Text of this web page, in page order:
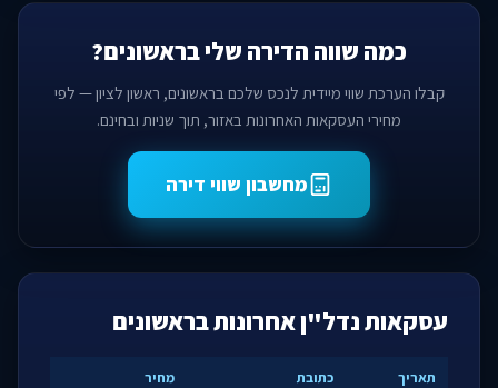
כמה שווה הדירה שלי בראשונים?
קבלו הערכת שווי מיידית לנכס שלכם בראשונים, ראשון לציון — לפי
מחירי העסקאות האחרונות באזור, תוך שניות ובחינם.
מחשבון שווי דירה
עסקאות נדל"ן אחרונות בראשונים
תאריך כתובת מחיר